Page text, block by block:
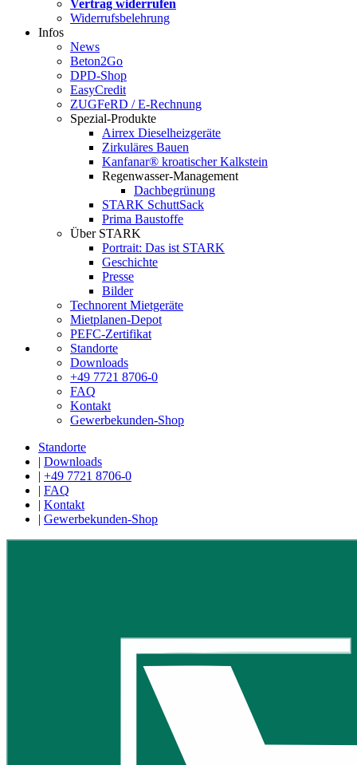
Vertrag widerrufen
Widerrufsbelehrung
Infos
News
Beton2Go
DPD-Shop
EasyCredit
ZUGFeRD / E-Rechnung
Spezial-Produkte
Airrex Dieselheizgeräte
Zirkuläres Bauen
Kanfanar® kroatischer Kalkstein
Regenwasser-Management
Dachbegrünung
STARK SchuttSack
Prima Baustoffe
Über STARK
Portrait: Das ist STARK
Geschichte
Presse
Bilder
Technorent Mietgeräte
Mietplanen-Depot
PEFC-Zertifikat
Standorte
Downloads
+49 7721 8706-0
FAQ
Kontakt
Gewerbekunden-Shop
Standorte
| Downloads
| +49 7721 8706-0
| FAQ
| Kontakt
| Gewerbekunden-Shop